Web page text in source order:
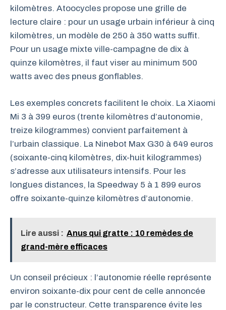
kilomètres. Atoocycles propose une grille de
lecture claire : pour un usage urbain inférieur à cinq
kilomètres, un modèle de 250 à 350 watts suffit.
Pour un usage mixte ville-campagne de dix à
quinze kilomètres, il faut viser au minimum 500
watts avec des pneus gonflables.
Les exemples concrets facilitent le choix. La Xiaomi
Mi 3 à 399 euros (trente kilomètres d’autonomie,
treize kilogrammes) convient parfaitement à
l’urbain classique. La Ninebot Max G30 à 649 euros
(soixante-cinq kilomètres, dix-huit kilogrammes)
s’adresse aux utilisateurs intensifs. Pour les
longues distances, la Speedway 5 à 1 899 euros
offre soixante-quinze kilomètres d’autonomie.
Lire aussi : Anus qui gratte : 10 remèdes de
grand-mère efficaces
Un conseil précieux : l’autonomie réelle représente
environ soixante-dix pour cent de celle annoncée
par le constructeur. Cette transparence évite les